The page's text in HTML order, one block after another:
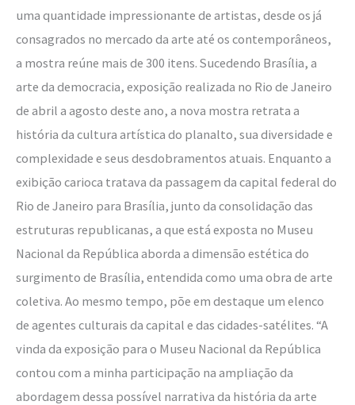
uma quantidade impressionante de artistas, desde os já
consagrados no mercado da arte até os contemporâneos,
a mostra reúne mais de 300 itens. Sucedendo Brasília, a
arte da democracia, exposição realizada no Rio de Janeiro
de abril a agosto deste ano, a nova mostra retrata a
história da cultura artística do planalto, sua diversidade e
complexidade e seus desdobramentos atuais. Enquanto a
exibição carioca tratava da passagem da capital federal do
Rio de Janeiro para Brasília, junto da consolidação das
estruturas republicanas, a que está exposta no Museu
Nacional da República aborda a dimensão estética do
surgimento de Brasília, entendida como uma obra de arte
coletiva. Ao mesmo tempo, põe em destaque um elenco
de agentes culturais da capital e das cidades-satélites. “A
vinda da exposição para o Museu Nacional da República
contou com a minha participação na ampliação da
abordagem dessa possível narrativa da história da arte